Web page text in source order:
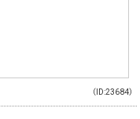
（ID:23684）